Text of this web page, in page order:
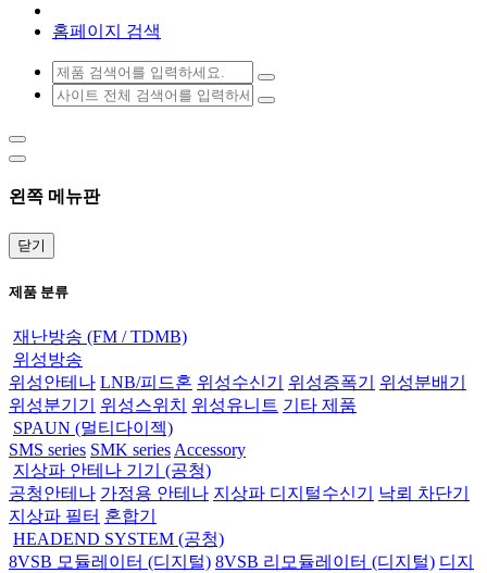
홈페이지 검색
왼쪽 메뉴판
닫기
제품 분류
재난방송 (FM / TDMB)
위성방송
위성안테나 LNB/피드혼 위성수신기 위성증폭기
위성분배기
위성분기기
위성스위치 위성유니트 기타 제품
SPAUN (멀티다이젝)
SMS series SMK series Accessory
지상파 안테나 기기 (공청)
공청안테나 가정용 안테나 지상파 디지털수신기
낙뢰 차단기
지상파 필터 혼합기
HEADEND SYSTEM (공청)
8VSB 모듈레이터 (디지털) 8VSB 리모듈레이터 (디지털) 디지